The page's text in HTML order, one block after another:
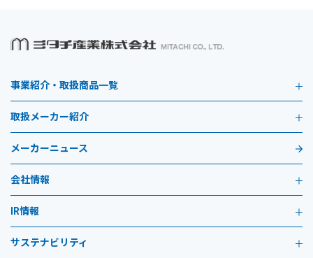
事業紹介・取扱商品一覧
取扱メーカー紹介
メーカーニュース
会社情報
IR情報
サステナビリティ